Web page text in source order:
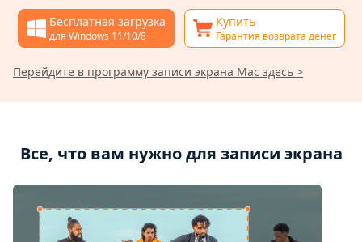
Бесплатная загрузка
для Windows 11/10/8
Купить
Гарантия возврата денег
Перейдите в программу записи экрана Mac здесь >
Все, что вам нужно для записи экрана